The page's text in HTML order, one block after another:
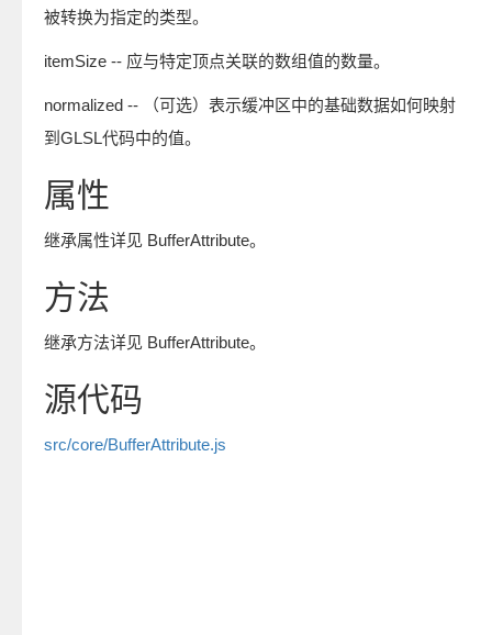
被转换为指定的类型。
itemSize -- 应与特定顶点关联的数组值的数量。
normalized -- （可选）表示缓冲区中的基础数据如何映射
到GLSL代码中的值。
属性
继承属性详见 BufferAttribute。
方法
继承方法详见 BufferAttribute。
源代码
src/core/BufferAttribute.js